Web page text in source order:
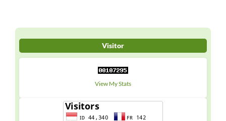
Visitor
View My Stats